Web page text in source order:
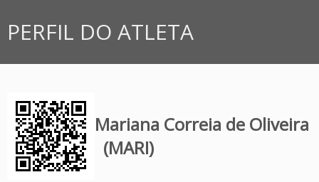
PERFIL DO ATLETA
Mariana Correia de Oliveira
(MARI)